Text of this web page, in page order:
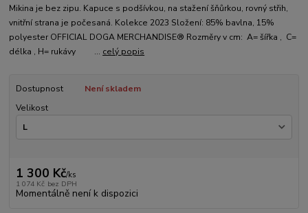
Mikina je bez zipu. Kapuce s podšívkou, na stažení šňůrkou, rovný střih,
vnitřní strana je počesaná. Kolekce 2023 Složení: 85% bavlna, 15%
polyester OFFICIAL DOGA MERCHANDISE® Rozměry v cm: A= šířka , C=
délka , H= rukávy ... celý popis
Dostupnost
Není skladem
Velikost
1 300 Kč/ks
1 074 Kč bez DPH
Momentálně není k dispozici